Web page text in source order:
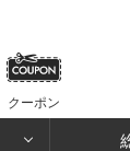
クーポン